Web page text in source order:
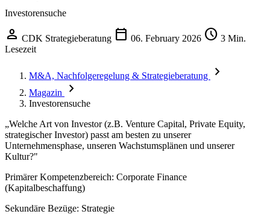
Investorensuche
person CDK Strategieberatung calendar_today 06. February 2026 schedule 3 Min.
Lesezeit
M&A, Nachfolgeregelung & Strategieberatung chevron_right
Magazin chevron_right
Investorensuche
„Welche Art von Investor (z.B. Venture Capital, Private Equity,
strategischer Investor) passt am besten zu unserer
Unternehmensphase, unseren Wachstumsplänen und unserer
Kultur?"
Primärer Kompetenzbereich: Corporate Finance
(Kapitalbeschaffung)
Sekundäre Bezüge: Strategie